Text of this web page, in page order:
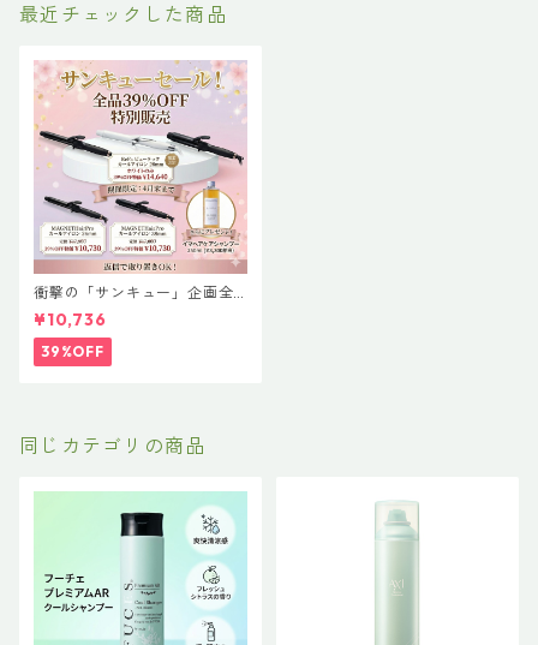
最近チェックした商品
衝撃の「サンキュー」企画全
品39%OFF 【MAGNET Hair
Pro CURL IRON】（マグネッ
トヘアプロ カールアイロン）
¥10,736
39%OFF
同じカテゴリの商品